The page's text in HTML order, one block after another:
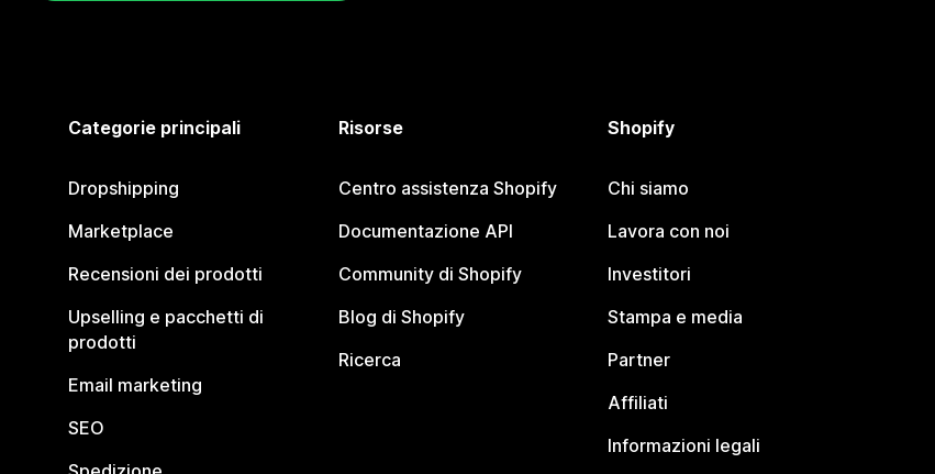
Categorie principali
Dropshipping
Marketplace
Recensioni dei prodotti
Upselling e pacchetti di
prodotti
Email marketing
SEO
Risorse
Centro assistenza Shopify
Documentazione API
Community di Shopify
Blog di Shopify
Ricerca
Shopify
Chi siamo
Lavora con noi
Investitori
Stampa e media
Partner
Affiliati
Informazioni legali